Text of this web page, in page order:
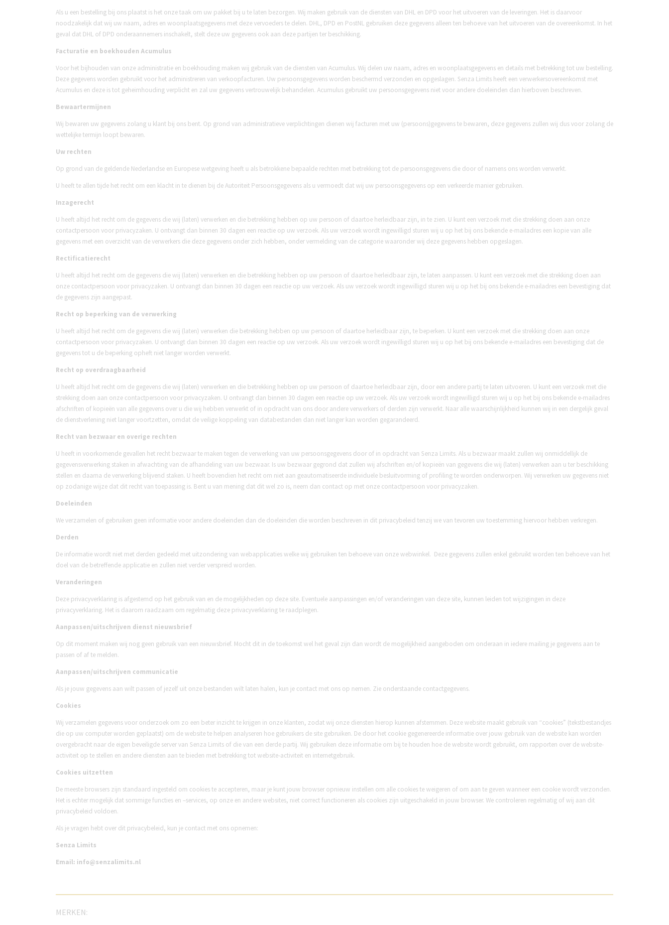
Als u een bestelling bij ons plaatst is het onze taak om uw pakket bij u te laten bezorgen. Wij maken gebruik van de diensten van DHL en DPD voor het uitvoeren van de leveringen. Het is daarvoor
noodzakelijk dat wij uw naam, adres en woonplaatsgegevens met deze vervoeders te delen. DHL, DPD en PostNL gebruiken deze gegevens alleen ten behoeve van het uitvoeren van de overeenkomst. In het
geval dat DHL of DPD onderaannemers inschakelt, stelt deze uw gegevens ook aan deze partijen ter beschikking.
Facturatie en boekhouden Acumulus
Voor het bijhouden van onze administratie en boekhouding maken wij gebruik van de diensten van Acumulus. Wij delen uw naam, adres en woonplaatsgegevens en details met betrekking tot uw bestelling.
Deze gegevens worden gebruikt voor het administreren van verkoopfacturen. Uw persoonsgegevens worden beschermd verzonden en opgeslagen. Senza Limits heeft een verwerkersovereenkomst met
Acumulus en deze is tot geheimhouding verplicht en zal uw gegevens vertrouwelijk behandelen. Acumulus gebruikt uw persoonsgegevens niet voor andere doeleinden dan hierboven beschreven.
Bewaartermijnen
Wij bewaren uw gegevens zolang u klant bij ons bent. Op grond van administratieve verplichtingen dienen wij facturen met uw (persoons)gegevens te bewaren, deze gegevens zullen wij dus voor zolang de
wettelijke termijn loopt bewaren.
Uw rechten
Op grond van de geldende Nederlandse en Europese wetgeving heeft u als betrokkene bepaalde rechten met betrekking tot de persoonsgegevens die door of namens ons worden verwerkt.
U heeft te allen tijde het recht om een klacht in te dienen bij de Autoriteit Persoonsgegevens als u vermoedt dat wij uw persoonsgegevens op een verkeerde manier gebruiken.
Inzagerecht
U heeft altijd het recht om de gegevens die wij (laten) verwerken en die betrekking hebben op uw persoon of daartoe herleidbaar zijn, in te zien. U kunt een verzoek met die strekking doen aan onze
contactpersoon voor privacyzaken. U ontvangt dan binnen 30 dagen een reactie op uw verzoek. Als uw verzoek wordt ingewilligd sturen wij u op het bij ons bekende e-mailadres een kopie van alle
gegevens met een overzicht van de verwerkers die deze gegevens onder zich hebben, onder vermelding van de categorie waaronder wij deze gegevens hebben opgeslagen.
Rectificatierecht
U heeft altijd het recht om de gegevens die wij (laten) verwerken en die betrekking hebben op uw persoon of daartoe herleidbaar zijn, te laten aanpassen. U kunt een verzoek met die strekking doen aan
onze contactpersoon voor privacyzaken. U ontvangt dan binnen 30 dagen een reactie op uw verzoek. Als uw verzoek wordt ingewilligd sturen wij u op het bij ons bekende e-mailadres een bevestiging dat
de gegevens zijn aangepast.
Recht op beperking van de verwerking
U heeft altijd het recht om de gegevens die wij (laten) verwerken die betrekking hebben op uw persoon of daartoe herleidbaar zijn, te beperken. U kunt een verzoek met die strekking doen aan onze
contactpersoon voor privacyzaken. U ontvangt dan binnen 30 dagen een reactie op uw verzoek. Als uw verzoek wordt ingewilligd sturen wij u op het bij ons bekende e-mailadres een bevestiging dat de
gegevens tot u de beperking opheft niet langer worden verwerkt.
Recht op overdraagbaarheid
U heeft altijd het recht om de gegevens die wij (laten) verwerken en die betrekking hebben op uw persoon of daartoe herleidbaar zijn, door een andere partij te laten uitvoeren. U kunt een verzoek met die
strekking doen aan onze contactpersoon voor privacyzaken. U ontvangt dan binnen 30 dagen een reactie op uw verzoek. Als uw verzoek wordt ingewilligd sturen wij u op het bij ons bekende e-mailadres
afschriften of kopieën van alle gegevens over u die wij hebben verwerkt of in opdracht van ons door andere verwerkers of derden zijn verwerkt. Naar alle waarschijnlijkheid kunnen wij in een dergelijk geval
de dienstverlening niet langer voortzetten, omdat de veilige koppeling van databestanden dan niet langer kan worden gegarandeerd.
Recht van bezwaar en overige rechten
U heeft in voorkomende gevallen het recht bezwaar te maken tegen de verwerking van uw persoonsgegevens door of in opdracht van Senza Limits. Als u bezwaar maakt zullen wij onmiddellijk de
gegevensverwerking staken in afwachting van de afhandeling van uw bezwaar. Is uw bezwaar gegrond dat zullen wij afschriften en/of kopieën van gegevens die wij (laten) verwerken aan u ter beschikking
stellen en daarna de verwerking blijvend staken. U heeft bovendien het recht om niet aan geautomatiseerde individuele besluitvorming of profiling te worden onderworpen. Wij verwerken uw gegevens niet
op zodanige wijze dat dit recht van toepassing is. Bent u van mening dat dit wel zo is, neem dan contact op met onze contactpersoon voor privacyzaken.
Doeleinden
We verzamelen of gebruiken geen informatie voor andere doeleinden dan de doeleinden die worden beschreven in dit privacybeleid tenzij we van tevoren uw toestemming hiervoor hebben verkregen.
Derden
De informatie wordt niet met derden gedeeld met uitzondering van webapplicaties welke wij gebruiken ten behoeve van onze webwinkel. Deze gegevens zullen enkel gebruikt worden ten behoeve van het
doel van de betreffende applicatie en zullen niet verder verspreid worden.
Veranderingen
Deze privacyverklaring is afgestemd op het gebruik van en de mogelijkheden op deze site. Eventuele aanpassingen en/of veranderingen van deze site, kunnen leiden tot wijzigingen in deze
privacyverklaring. Het is daarom raadzaam om regelmatig deze privacyverklaring te raadplegen.
Aanpassen/uitschrijven dienst nieuwsbrief
Op dit moment maken wij nog geen gebruik van een nieuwsbrief. Mocht dit in de toekomst wel het geval zijn dan wordt de mogelijkheid aangeboden om onderaan in iedere mailing je gegevens aan te
passen of af te melden.
Aanpassen/uitschrijven communicatie
Als je jouw gegevens aan wilt passen of jezelf uit onze bestanden wilt laten halen, kun je contact met ons op nemen. Zie onderstaande contactgegevens.
Cookies
Wij verzamelen gegevens voor onderzoek om zo een beter inzicht te krijgen in onze klanten, zodat wij onze diensten hierop kunnen afstemmen. Deze website maakt gebruik van “cookies” (tekstbestandjes
die op uw computer worden geplaatst) om de website te helpen analyseren hoe gebruikers de site gebruiken. De door het cookie gegenereerde informatie over jouw gebruik van de website kan worden
overgebracht naar de eigen beveiligde server van Senza Limits of die van een derde partij. Wij gebruiken deze informatie om bij te houden hoe de website wordt gebruikt, om rapporten over de website-
activiteit op te stellen en andere diensten aan te bieden met betrekking tot website-activiteit en internetgebruik.
Cookies uitzetten
De meeste browsers zijn standaard ingesteld om cookies te accepteren, maar je kunt jouw browser opnieuw instellen om alle cookies te weigeren of om aan te geven wanneer een cookie wordt verzonden.
Het is echter mogelijk dat sommige functies en –services, op onze en andere websites, niet correct functioneren als cookies zijn uitgeschakeld in jouw browser. We controleren regelmatig of wij aan dit
privacybeleid voldoen.
Als je vragen hebt over dit privacybeleid, kun je contact met ons opnemen:
Senza Limits
Email: info@senzalimits.nl
MERKEN: